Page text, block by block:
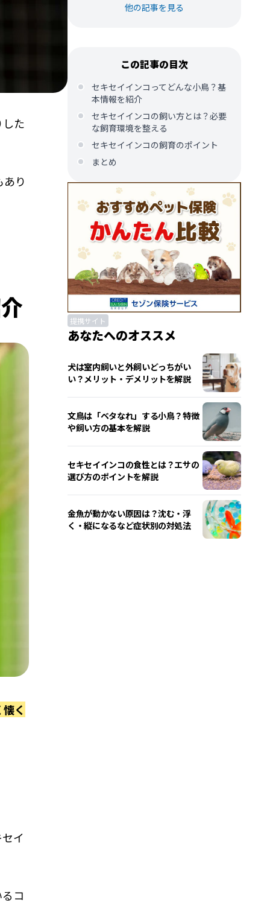
た
り
く
イ
コ
他の記事を見る
この記事の目次
セキセイインコってどんな小鳥？基
本情報を紹介
セキセイインコの飼い方とは？必要
な飼育環境を整える
セキセイインコの飼育のポイント
まとめ
提携サイト
あなたへのオススメ
犬は室内飼いと外飼いどっちがい
い？メリット・デメリットを解説
文鳥は「ベタなれ」する小鳥？特徴
や飼い方の基本を解説
セキセイインコの食性とは？エサの
選び方のポイントを解説
金魚が動かない原因は？沈む・浮
く・縦になるなど症状別の対処法